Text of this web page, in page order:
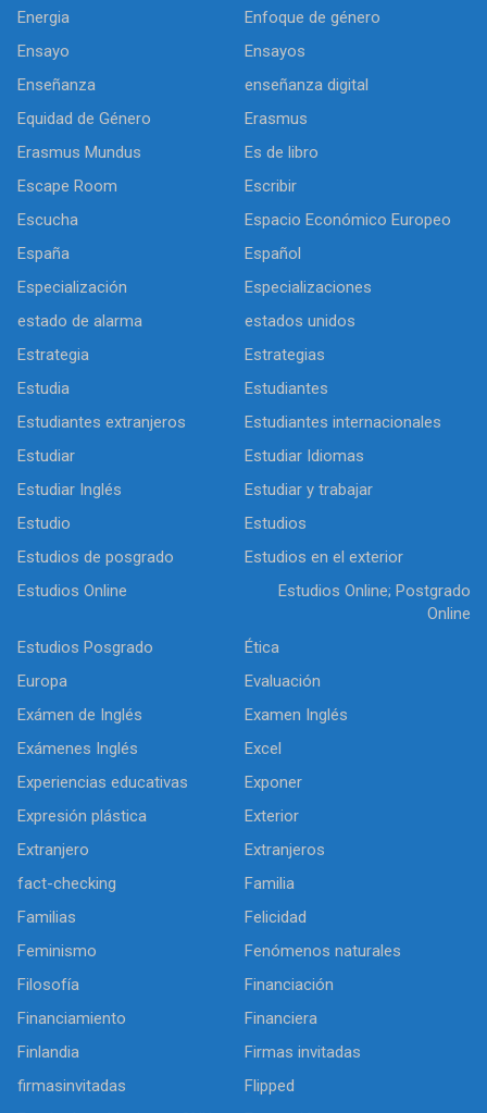
Energia
Enfoque de género
Ensayo
Ensayos
Enseñanza
enseñanza digital
Equidad de Género
Erasmus
Erasmus Mundus
Es de libro
Escape Room
Escribir
Escucha
Espacio Económico Europeo
España
Español
Especialización
Especializaciones
estado de alarma
estados unidos
Estrategia
Estrategias
Estudia
Estudiantes
Estudiantes extranjeros
Estudiantes internacionales
Estudiar
Estudiar Idiomas
Estudiar Inglés
Estudiar y trabajar
Estudio
Estudios
Estudios de posgrado
Estudios en el exterior
Estudios Online
Estudios Online; Postgrado
Online
Estudios Posgrado
Ética
Europa
Evaluación
Exámen de Inglés
Examen Inglés
Exámenes Inglés
Excel
Experiencias educativas
Exponer
Expresión plástica
Exterior
Extranjero
Extranjeros
fact-checking
Familia
Familias
Felicidad
Feminismo
Fenómenos naturales
Filosofía
Financiación
Financiamiento
Financiera
Finlandia
Firmas invitadas
firmasinvitadas
Flipped